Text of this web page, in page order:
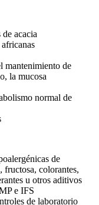
acacia
mantenimiento de
la mucosa
normal de
de
fructosa, colorantes,
u otros aditivos
e IFS
de laboratorio